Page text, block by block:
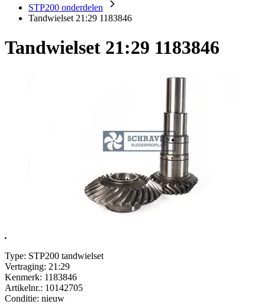
STP200 onderdelen
Tandwielset 21:29 1183846
Tandwielset 21:29 1183846
.
Type: STP200 tandwielset
Vertraging: 21:29
Kenmerk: 1183846
Artikelnr.: 10142705
Conditie: nieuw